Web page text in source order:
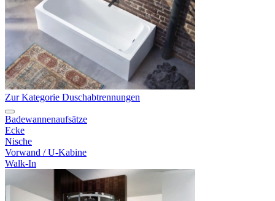
Zur Kategorie Duschabtrennungen
Badewannenaufsätze
Ecke
Nische
Vorwand / U-Kabine
Walk-In